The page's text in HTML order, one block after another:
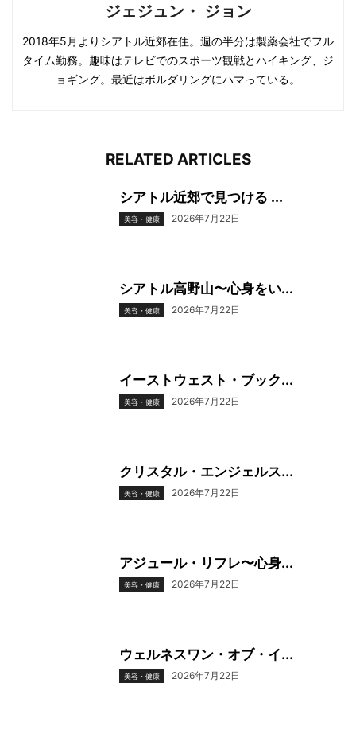
ジェジュン・ ジョン
2018年5月よりシアトル近郊在住。週の半分は製薬会社でフル
タイム勤務。趣味はテレビでのスポーツ観戦とハイキング、ジ
ョギング。最近はボルダリングにハマっている。
RELATED ARTICLES
シアトル近郊で見つける ...
美容・健康 2026年7月22日
シアトル高野山〜心身をい...
美容・健康 2026年7月22日
イーストウェスト・ブック...
美容・健康 2026年7月22日
クリスタル・エンジェルス...
美容・健康 2026年7月22日
アジュール・リフレ〜心身...
美容・健康 2026年7月22日
ウェルネスワン・オブ・イ...
美容・健康 2026年7月22日